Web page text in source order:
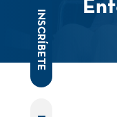
INSCRÍBETE